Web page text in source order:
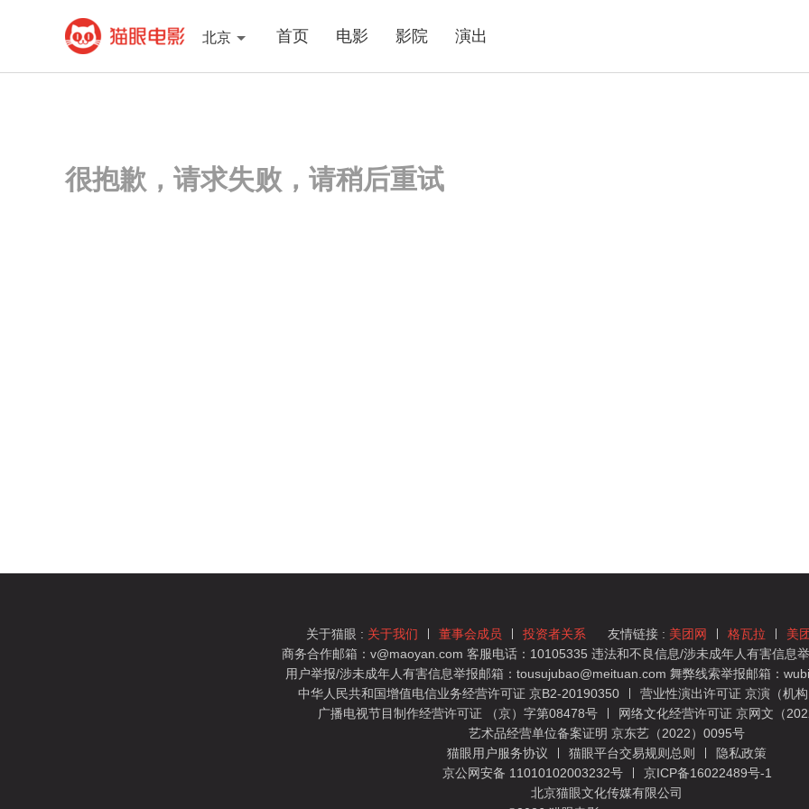
北京 首页 电影 影院 演出
很抱歉，请求失败，请稍后重试
关于猫眼 : 关于我们 董事会成员 投资者关系 友情链接 : 美团网 格瓦拉 美
商务合作邮箱：v@maoyan.com 客服电话：10105335 违法和不良信息/涉未成年人有害信息
用户举报/涉未成年人有害信息举报邮箱：tousujubao@meituan.com 舞弊线索举报邮箱：
中华人民共和国增值电信业务经营许可证 京B2-20190350
营业性演出许可证 京演（机
广播电视节目制作经营许可证 （京）字第08478号
网络文化经营许可证 京网文（
艺术品经营单位备案证明 京东艺（2022）0095号
猫眼用户服务协议
猫眼平台交易规则总则
隐私政策
京公网安备 11010102003232号
京ICP备16022489号-1
北京猫眼文化传媒有限公司